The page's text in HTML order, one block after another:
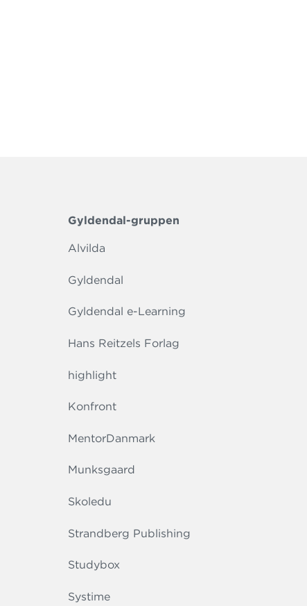
Gyldendal-gruppen
Alvilda
Gyldendal
Gyldendal e-Learning
Hans Reitzels Forlag
highlight
Konfront
MentorDanmark
Munksgaard
Skoledu
Strandberg Publishing
Studybox
Systime